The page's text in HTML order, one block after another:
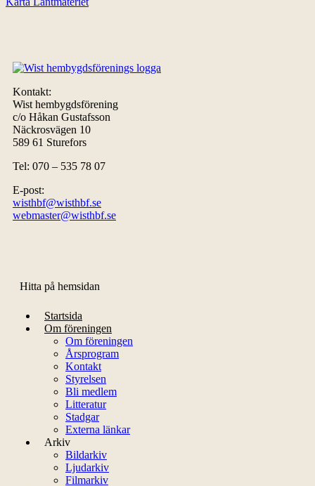
Kontakt:
Wist hembygdsförening
c/o Håkan Gustafsson
Näckrosvägen 10
589 61 Sturefors
Tel: 070 – 535 78 07
E-post:
wisthbf@wisthbf.se
webmaster@wisthbf.se
Hitta på hemsidan
Startsida
Om föreningen
Om föreningen
Årsprogram
Kontakt
Styrelsen
Bli medlem
Litteratur
Stadgar
Externa länkar
Arkiv
Bildarkiv
Ljudarkiv
Filmarkiv